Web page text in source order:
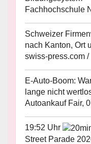
Fachhochschule
Schweizer
nach Kanton, Ort
swiss-press.com
E-Auto-Boom:
lange nicht
Autoankauf Fair,
19:52 Uhr
Street Parade